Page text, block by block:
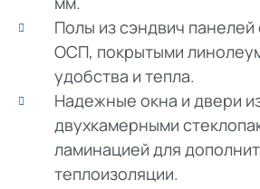
Полы из сэндвич панелей
ОСП, покрытыми
удобства и тепла.
Надежные окна и двери
двухкамерными
ламинацией для
теплоизоляции.